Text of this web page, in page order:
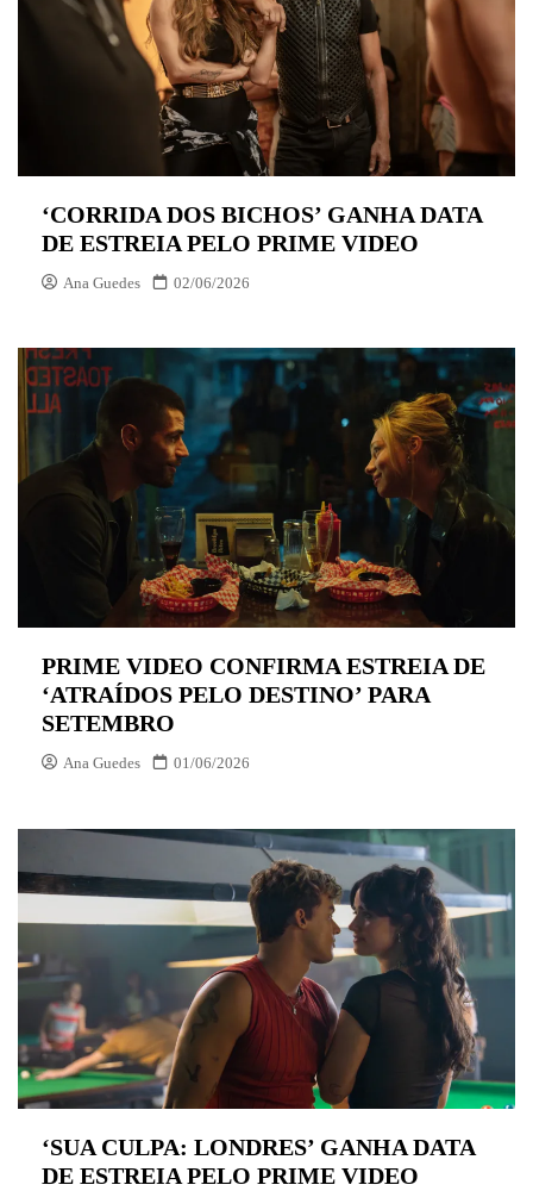
‘CORRIDA DOS BICHOS’ GANHA DATA
DE ESTREIA PELO PRIME VIDEO
Ana Guedes 02/06/2026
PRIME VIDEO CONFIRMA ESTREIA DE
‘ATRAÍDOS PELO DESTINO’ PARA
SETEMBRO
Ana Guedes 01/06/2026
‘SUA CULPA: LONDRES’ GANHA DATA
DE ESTREIA PELO PRIME VIDEO